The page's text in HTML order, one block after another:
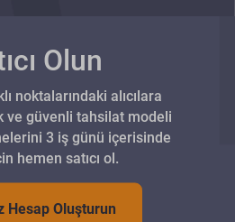
Olun
noktalarındaki alıcılara
ve güvenli tahsilat modeli
3 iş günü içerisinde
hemen satıcı ol.
Hesap Oluşturun